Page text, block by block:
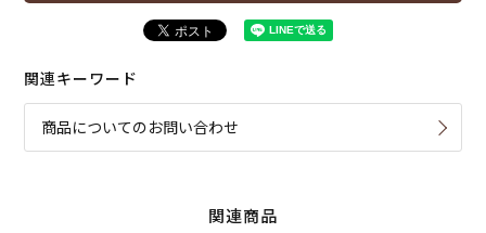
関連キーワード
商品についてのお問い合わせ
関連商品